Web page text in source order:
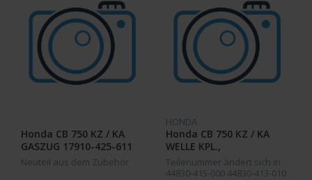
Honda CB 750 KZ / KA
GASZUG 17910-425-611
Neuteil aus dem Zubehör
HONDA
Honda CB 750 KZ / KA
WELLE KPL.,
TACHOMETER 44830-425-
870 /
Teilenummer ändert sich in
44830-415-000 44830-413-010